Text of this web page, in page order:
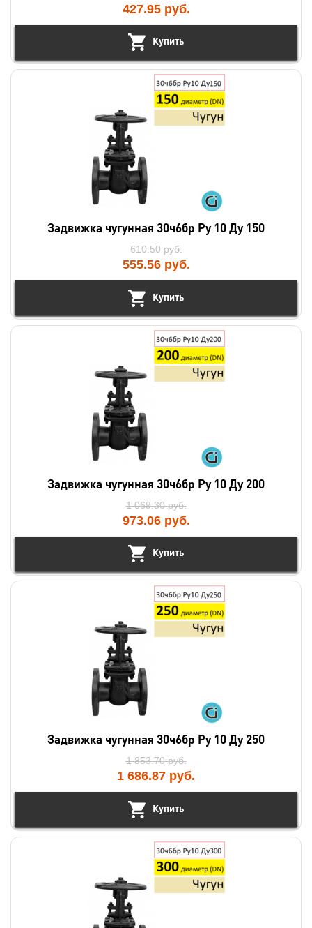
427.95 руб.
Купить
Задвижка чугунная 30ч6бр Ру 10 Ду 150
610.50 руб.
555.56 руб.
Купить
Задвижка чугунная 30ч6бр Ру 10 Ду 200
1 069.30 руб.
973.06 руб.
Купить
Задвижка чугунная 30ч6бр Ру 10 Ду 250
1 853.70 руб.
1 686.87 руб.
Купить